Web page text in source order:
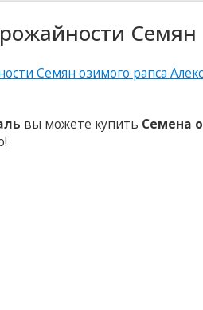
вы можете купить Семена